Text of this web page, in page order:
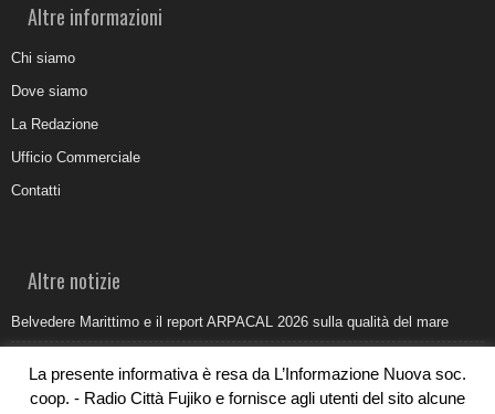
Altre informazioni
Chi siamo
Dove siamo
La Redazione
Ufficio Commerciale
Contatti
Altre notizie
Belvedere Marittimo e il report ARPACAL 2026 sulla qualità del mare
Umidità di risalita in casa, come riconoscere i segnali veri
La presente informativa è resa da L’Informazione Nuova soc.
coop. - Radio Città Fujiko e fornisce agli utenti del sito alcune